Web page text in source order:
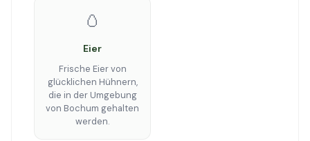
🥚
Eier
Frische Eier von
glücklichen Hühnern,
die in der Umgebung
von Bochum gehalten
werden.